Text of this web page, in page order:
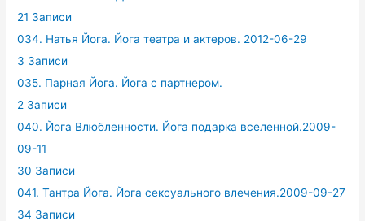
21 Записи
034. Натья Йога. Йога театра и актеров. 2012-06-29
3 Записи
035. Парная Йога. Йога с партнером.
2 Записи
040. Йога Влюбленности. Йога подарка вселенной.2009-
09-11
30 Записи
041. Тантра Йога. Йога сексуального влечения.2009-09-27
34 Записи